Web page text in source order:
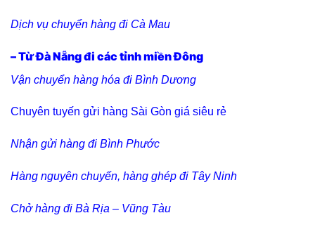
Dịch vụ chuyển hàng đi Cà Mau
– Từ Đà Nẵng đi các tỉnh miền Đông
Vận chuyển hàng hóa đi Bình Dương
Chuyên tuyến gửi hàng Sài Gòn giá siêu rẻ
Nhận gửi hàng đi Bình Phước
Hàng nguyên chuyến, hàng ghép đi Tây Ninh
Chở hàng đi Bà Rịa – Vũng Tàu